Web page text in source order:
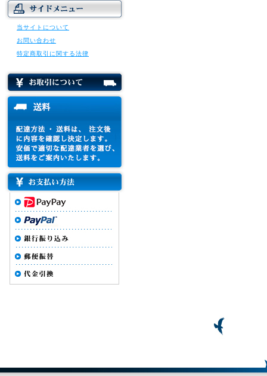
当サイトについて
お問い合わせ
特定商取引に関する法律